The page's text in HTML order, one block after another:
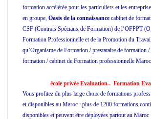
formation accélérée pour les particuliers et les
en groupe, Oasis de la connaissance cabinet de
CSF (Contrats Spéciaux de Formation) de l’OFPPT
Formation Professionnelle et de la Promotion du
qu’Organisme de Formation / prestataire de formation /
formation / cabinet de Formation professionnelle Maroc
école privée Evaluation– Formation
Vous profitez du plus large choix de formations
et disponibles au Maroc : plus de 1200 formations
disponibles et peuvent être déployées partout au Maroc